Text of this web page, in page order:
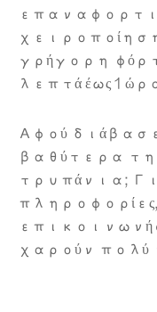
γρήγορη
λεπτά έως 1
Αφού
βαθύτερα
τρυπάνια;
χαρούν πολύ